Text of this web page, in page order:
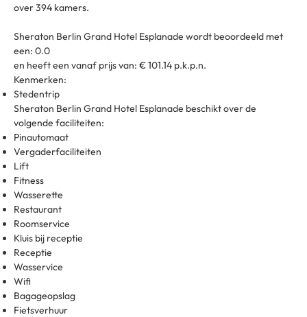
over 394 kamers.
Sheraton Berlin Grand Hotel Esplanade wordt beoordeeld met
een: 0.0
en heeft een vanaf prijs van: € 101.14 p.k.p.n.
Kenmerken:
Stedentrip
Sheraton Berlin Grand Hotel Esplanade beschikt over de
volgende faciliteiten:
Pinautomaat
Vergaderfaciliteiten
Lift
Fitness
Wasserette
Restaurant
Roomservice
Kluis bij receptie
Receptie
Wasservice
Wifi
Bagageopslag
Fietsverhuur